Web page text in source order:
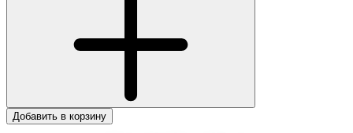
Добавить в корзину